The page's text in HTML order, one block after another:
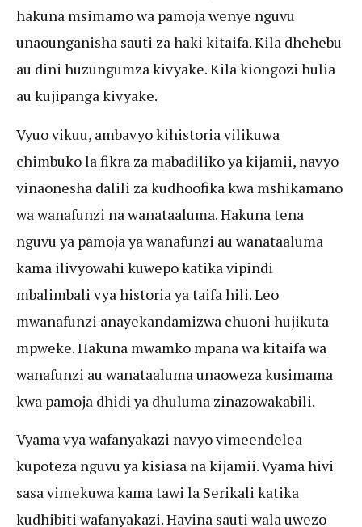
hakuna msimamo wa pamoja wenye nguvu
unaounganisha sauti za haki kitaifa. Kila dhehebu
au dini huzungumza kivyake. Kila kiongozi hulia
au kujipanga kivyake.
Vyuo vikuu, ambavyo kihistoria vilikuwa
chimbuko la fikra za mabadiliko ya kijamii, navyo
vinaonesha dalili za kudhoofika kwa mshikamano
wa wanafunzi na wanataaluma. Hakuna tena
nguvu ya pamoja ya wanafunzi au wanataaluma
kama ilivyowahi kuwepo katika vipindi
mbalimbali vya historia ya taifa hili. Leo
mwanafunzi anayekandamizwa chuoni hujikuta
mpweke. Hakuna mwamko mpana wa kitaifa wa
wanafunzi au wanataaluma unaoweza kusimama
kwa pamoja dhidi ya dhuluma zinazowakabili.
Vyama vya wafanyakazi navyo vimeendelea
kupoteza nguvu ya kisiasa na kijamii. Vyama hivi
sasa vimekuwa kama tawi la Serikali katika
kudhibiti wafanyakazi. Havina sauti wala uwezo